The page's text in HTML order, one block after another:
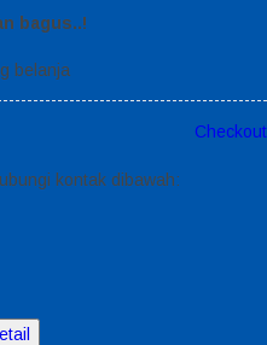
bagus..!
belanja
Checkout
kontak dibawah: